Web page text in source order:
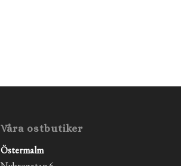
Våra ostbutiker
Östermalm